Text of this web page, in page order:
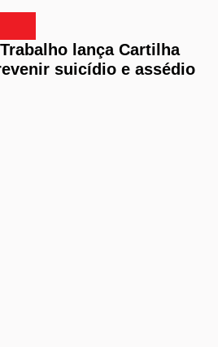
lança Cartilha
suicídio e assédio